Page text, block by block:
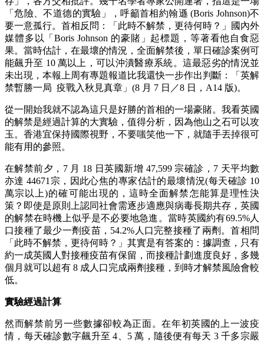
「危險、不道德的實驗」，呼籲首相約翰遜 (Boris Johnson)不
要一意孤行。首相反問：「此時不解禁，更待何時？」國內外
媒體多以「Boris Johnson 的豪賭」起標題，等著看他自食惡
果。當時估計，在最壞的情況，全面解禁後，單日確診案例可
能飆升至 10 萬以上，可以沖潰醫療系統。這最惡劣的情況並
未出現，本報上周有專題報道比我還快一步作出判斷：「英解
禁暫勝一局 疫戰入秋見真章」(8 月 7 日／8 日，A14 版)。
從一開始我就不認為這只是好勝的首相的一場豪賭。我看英國
的解禁是經過計算的大實驗，值得分析，因為他山之石可以攻
玉。香港宜保持國際視野，不要嗤笑他一下，就隨手丟掉很可
能有用的參照。
在解禁前夕，7 月 18 日英國新增 47,599 宗確診，7 天平均數
亦達 44671宗，因此心焦的專家估計的最壞情況(每天確診 10
萬宗以上)的確可能出現的，這時全面解禁怎能算是理性決
策？即使是原則上認同社會需逐步適應與病毒長期共存，英國
的解禁在時機上似乎是不必要地急進。當時英國約有69.5%人
口接種了最少一劑疫苗，54.2%人口完整接種了兩劑。首相問
「此時不解禁，更待何時？」其實是有答案的：據調查，只有
約一成英國人對接種疫苗有保留，而接種計劃進度良好，多幾
個月就可以超有 8 成人口完成兩劑接種，到時才解禁風險會較
低。
實驗經過計算
然而解禁前另一些數據卻較為正面。在年初英國的上一波疫
情，每天確診數字飆升至 4、5 萬，隨後便有每天 3 千多宗嚴